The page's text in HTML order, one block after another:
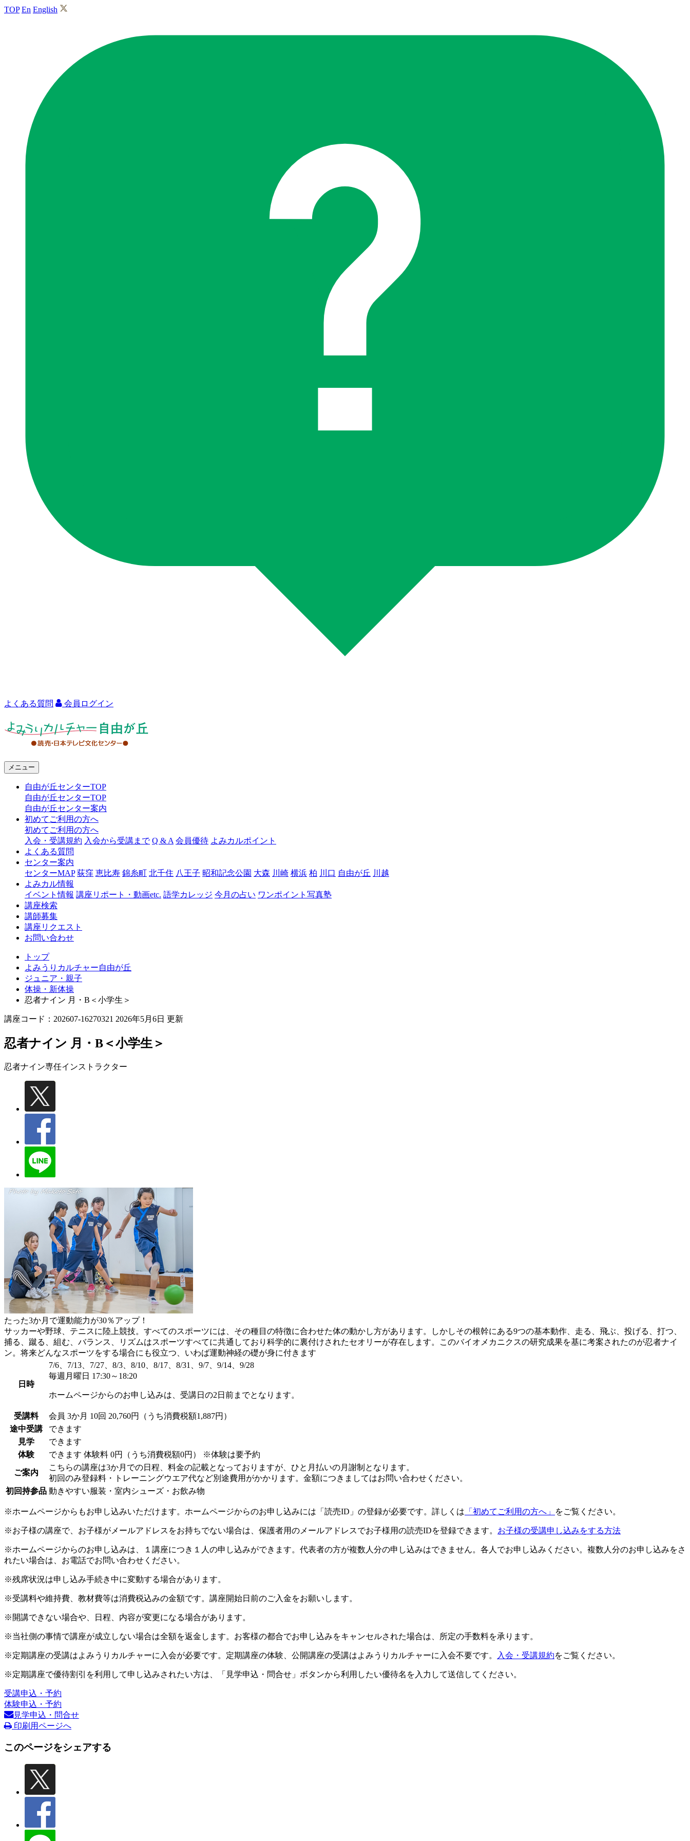
TOP En English
よくある質問 会員ログイン
ャ
自
由
メニュー
自由が丘センターTOP
自由が丘センターTOP
自由が丘センター案内
初めてご利用の方へ
初めてご利用の方へ
入会・受講規約 入会から受講まで Q & A 会員優待 よみカルポイント
よくある質問
センター案内
センターMAP 荻窪 恵比寿 錦糸町 北千住 八王子 昭和記念公園 大森 川崎 横浜 柏 川口 自由が丘 川越
よみカル情報
イベント情報 講座リポート・動画etc. 語学カレッジ 今月の占い ワンポイント写真塾
講座検索
講師募集
講座リクエスト
お問い合わせ
トップ
よみうりカルチャー自由が丘
ジュニア・親子
体操・新体操
忍者ナイン 月・B＜小学生＞
講座コード：202607-16270321 2026年5月6日 更新
忍者ナイン 月・B＜小学生＞
忍者ナイン専任インストラクター
たった3か月で運動能力が30％アップ！
サッカーや野球、テニスに陸上競技。すべてのスポーツには、その種目の特徴に合わせた体の動かし方があります。しかしその根幹にある9つの基本動作、走る、飛ぶ、投げる、打つ、
捕る、蹴る、組む、バランス、リズムはスポーツすべてに共通しており科学的に裏付けされたセオリーが存在します。このバイオメカニクスの研究成果を基に考案されたのが忍者ナイ
ン。将来どんなスポーツをする場合にも役立つ、いわば運動神経の礎が身に付きます
日時
7/6、7/13、7/27、8/3、8/10、8/17、8/31、9/7、9/14、9/28
毎週月曜日 17:30～18:20
ホームページからのお申し込みは、受講日の2日前までとなります。
受講料 会員 3か月 10回 20,760円（うち消費税額1,887円）
途中受講
できます
見学
できます
体験
できます 体験料 0円（うち消費税額0円） ※体験は要予約
ご案内
こちらの講座は3か月での日程、料金の記載となっておりますが、ひと月払いの月謝制となります。
初回のみ登録料・トレーニングウエア代など別途費用がかかります。金額につきましてはお問い合わせください。
初回持参品 動きやすい服装・室内シューズ・お飲み物
※ホームページからもお申し込みいただけます。ホームページからのお申し込みには「読売ID」の登録が必要です。詳しくは 「初めてご利用の方へ」 をご覧ください。
※お子様の講座で、お子様がメールアドレスをお持ちでない場合は、保護者用のメールアドレスでお子様用の読売IDを登録できます。 お子様の受講申し込みをする方法
※ホームページからのお申し込みは、１講座につき１人の申し込みができます。代表者の方が複数人分の申し込みはできません。各人でお申し込みください。複数人分のお申し込みをさ
れたい場合は、お電話でお問い合わせください。
※残席状況は申し込み手続き中に変動する場合があります。
※受講料や維持費、教材費等は消費税込みの金額です。講座開始日前のご入金をお願いします。
※開講できない場合や、日程、内容が変更になる場合があります。
※当社側の事情で講座が成立しない場合は全額を返金します。お客様の都合でお申し込みをキャンセルされた場合は、所定の手数料を承ります。
※定期講座の受講はよみうりカルチャーに入会が必要です。定期講座の体験、公開講座の受講はよみうりカルチャーに入会不要です。 入会・受講規約をご覧ください。
※定期講座で優待割引を利用して申し込みされたい方は、「見学申込・問合せ」ボタンから利用したい優待名を入力して送信してください。
受講申込・予約
体験申込・予約
見学申込・問合せ
印刷用ページへ
このページをシェアする